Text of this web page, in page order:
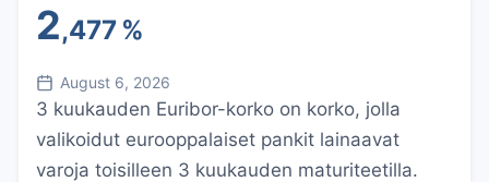
2,477 %
August 6, 2026
3 kuukauden Euribor-korko on korko, jolla
valikoidut eurooppalaiset pankit lainaavat
varoja toisilleen 3 kuukauden maturiteetilla.